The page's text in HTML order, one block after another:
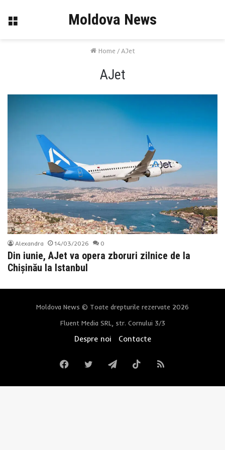
Menu Moldova News
Home / AJet
AJet
Alexandra 14/03/2026 0
Din iunie, AJet va opera zboruri zilnice de la
Chișinău la Istanbul
Moldova News © Toate drepturile rezervate 2026
Fluent Media SRL, str. Cornului 3/3
Despre noi Contacte
FacebookTwitterTelegramTikTokRSS